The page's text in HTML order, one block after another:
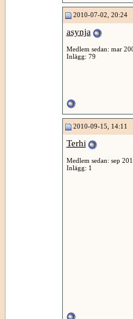
2010-07-02, 20:24
asynja
Medlem sedan: mar
Inlägg: 79
2010-09-15, 14:11
Terhi
Medlem sedan: sep
Inlägg: 1